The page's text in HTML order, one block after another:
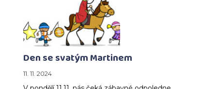
Den se svatým Martinem
11. 11. 2024